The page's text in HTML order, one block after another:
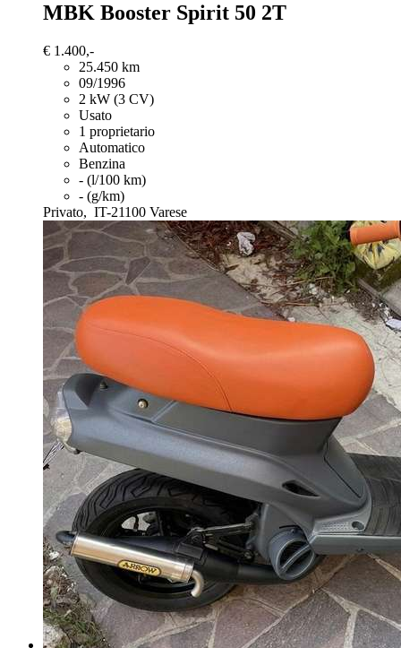
MBK Booster Spirit 50 2T
€ 1.400,-
25.450 km
09/1996
2 kW (3 CV)
Usato
1 proprietario
Automatico
Benzina
- (l/100 km)
- (g/km)
Privato, IT-21100 Varese